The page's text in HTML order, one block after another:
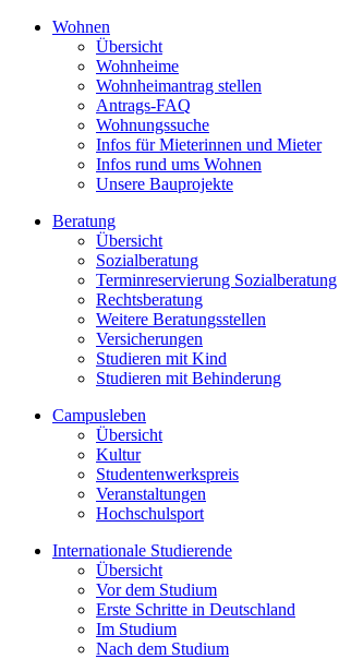
Wohnen
Übersicht
Wohnheime
Wohnheimantrag stellen
Antrags-FAQ
Wohnungssuche
Infos für Mieterinnen und Mieter
Infos rund ums Wohnen
Unsere Bauprojekte
Beratung
Übersicht
Sozialberatung
Terminreservierung Sozialberatung
Rechtsberatung
Weitere Beratungsstellen
Versicherungen
Studieren mit Kind
Studieren mit Behinderung
Campusleben
Übersicht
Kultur
Studentenwerkspreis
Veranstaltungen
Hochschulsport
Internationale Studierende
Übersicht
Vor dem Studium
Erste Schritte in Deutschland
Im Studium
Nach dem Studium